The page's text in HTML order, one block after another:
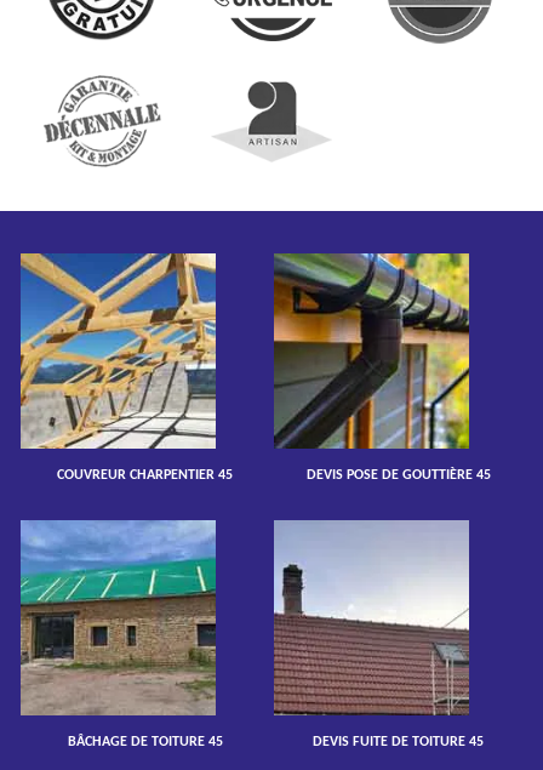
COUVREUR CHARPENTIER 45 DEVIS POSE DE GOUTTIÈRE 45
BÂCHAGE DE TOITURE 45 DEVIS FUITE DE TOITURE 45